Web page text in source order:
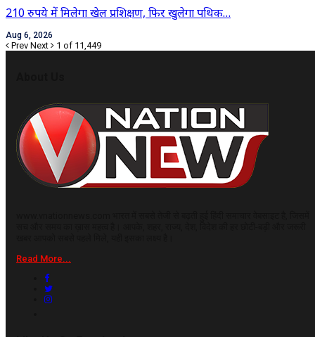
210 रुपये में मिलेगा खेल प्रशिक्षण, फिर खुलेगा पथिक…
Aug 6, 2026
Prev Next 1 of 11,449
Read More...